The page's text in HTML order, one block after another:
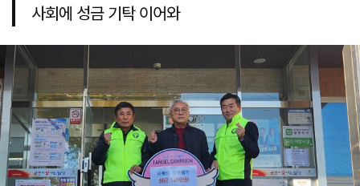
사회에 성금 기탁 이어와